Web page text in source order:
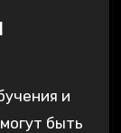
и
быть